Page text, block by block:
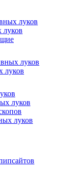
луков
луков
луков
луков
луков
луков